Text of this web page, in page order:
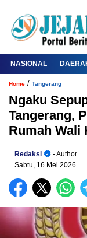
NASIONAL
Home / Tangerang
Ngaku
Tangerang,
Rumah Wali
Redaksi
- Author
Sabtu, 16 Mei 2026